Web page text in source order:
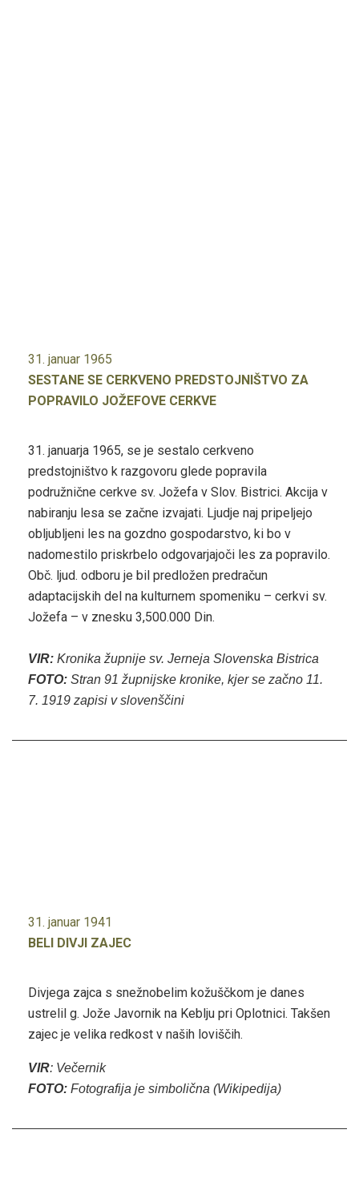
31. januar 1965
SESTANE SE CERKVENO PREDSTOJNIŠTVO ZA
POPRAVILO JOŽEFOVE CERKVE
31. januarja 1965, se je sestalo cerkveno
predstojništvo k razgovoru glede popravila
podružnične cerkve sv. Jožefa v Slov. Bistrici. Akcija v
nabiranju lesa se začne izvajati. Ljudje naj pripeljejo
obljubljeni les na gozdno gospodarstvo, ki bo v
nadomestilo priskrbelo odgovarjajoči les za popravilo.
Obč. ljud. odboru je bil predložen predračun
adaptacijskih del na kulturnem spomeniku – cerkvi sv.
Jožefa – v znesku 3,500.000 Din.
VIR: Kronika župnije sv. Jerneja Slovenska Bistrica
FOTO: Stran 91 župnijske kronike, kjer se začno 11.
7. 1919 zapisi v slovenščini
31. januar 1941
BELI DIVJI ZAJEC
Divjega zajca s snežnobelim kožuščkom je danes
ustrelil g. Jože Javornik na Keblju pri Oplotnici. Takšen
zajec je velika redkost v naših loviščih.
VIR: Večernik
FOTO: Fotografija je simbolična (Wikipedija)